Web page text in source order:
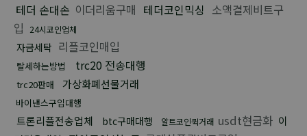
테더 손대손 이더리움구매 테더코인믹싱 소액결제비트구
입
24시코인업체
자금세탁 리플코인매입
탈세하는방법 trc20 전송대행
trc20판매 가상화폐선물거래
바이낸스구입대행
트론리플전송업체 btc구매대행 알트코인퀵거래 usdt현금화 이